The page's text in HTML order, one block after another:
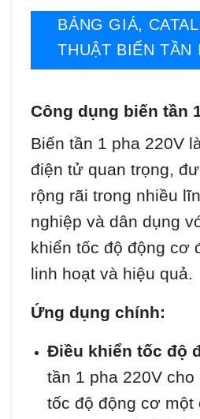
BẢNG GIÁ,
THUẬT BIẾN TẦN
Công dụng biến tần
Biến tần 1 pha 220V
điện tử quan trọng,
rộng rãi trong nhiều
nghiệp và dân dụng
khiển tốc độ động cơ
linh hoạt và hiệu quả.
Ứng dụng chính:
Điều khiển tốc độ
tần 1 pha 220V
tốc độ động cơ một